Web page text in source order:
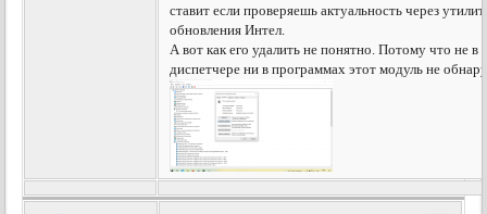
ставит если проверяешь актуальность через
обновления Интел.
А вот как его удалить не понятно. Потому что не в
диспетчере ни в программах этот модуль не